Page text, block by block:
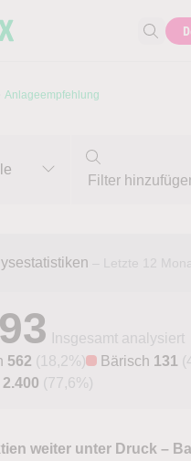
Suche
Anlageempfehlung
– Letzte 12
Insgesamt analysiert
562 (18,2%) Bärisch 131
2.400 (77,6%)
weiter unter Druck –